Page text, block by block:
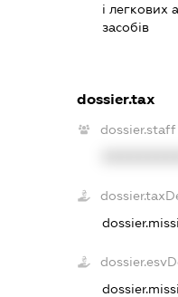
і легкових
засобів
dossier.tax
dossier.staff